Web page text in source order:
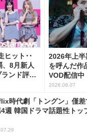
ヒット･･
、8月新人
ンド評判
2026年上
を呼んだ作
VOD配信中
2026.08.07
時代劇「トングン」僅
4週 韓国ドラマ話題性トッ